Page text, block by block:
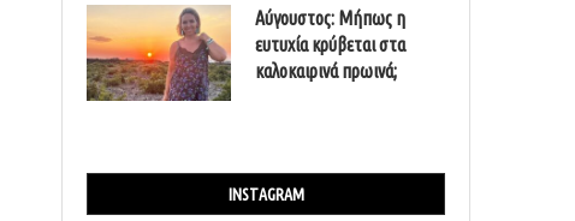
Αύγουστος: Μήπως η
ευτυχία κρύβεται στα
καλοκαιρινά πρωινά;
INSTAGRAM